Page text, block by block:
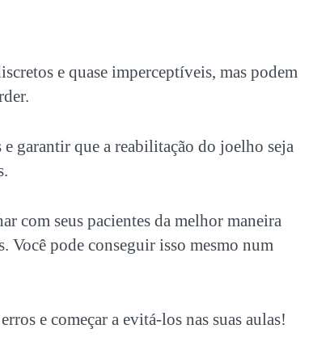
e quase imperceptíveis, mas podem
garantir que a reabilitação do joelho seja
com seus pacientes da melhor maneira
Você pode conseguir isso mesmo num
e começar a evitá-los nas suas aulas!